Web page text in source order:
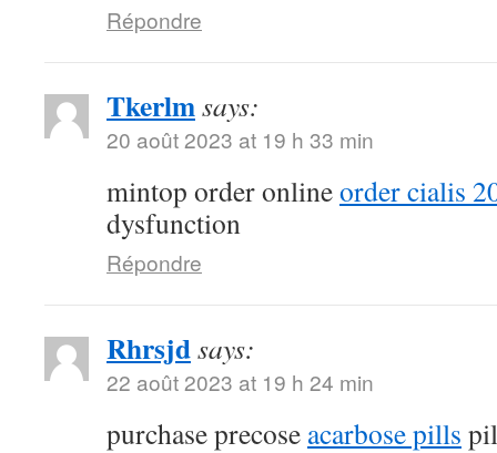
Répondre
Tkerlmsays:
20 août 2023 at 19 h 33 min
mintop order onlineorder cialis
dysfunction
Répondre
Rhrsjdsays:
22 août 2023 at 19 h 24 min
purchase precose acarbose pills